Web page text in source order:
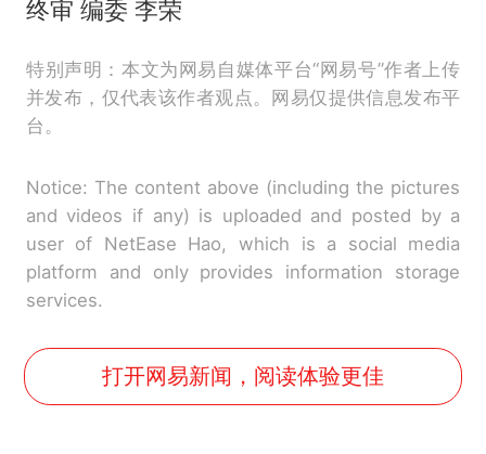
终审 编委 李荣
特别声明：本文为网易自媒体平台“网易号”作者上传
并发布，仅代表该作者观点。网易仅提供信息发布平
台。
Notice: The content above (including the pictures
and videos if any) is uploaded and posted by a
user of NetEase Hao, which is a social media
platform and only provides information storage
services.
打开网易新闻，阅读体验更佳